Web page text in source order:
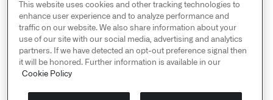
© 2026 Palantir Technologies Inc. All rights
reserved.
Cookies Statement ↗
Privacy Statement ↗
Terms of Use ↗
Do Not Sell or Share My Personal Information
This website uses cookies and other tracking technologies to
enhance user experience and to analyze performance and
traffic on our website. We also share information about your
use of our site with our social media, advertising and analytics
partners. If we have detected an opt-out preference signal then
it will be honored. Further information is available in our
Cookie Policy